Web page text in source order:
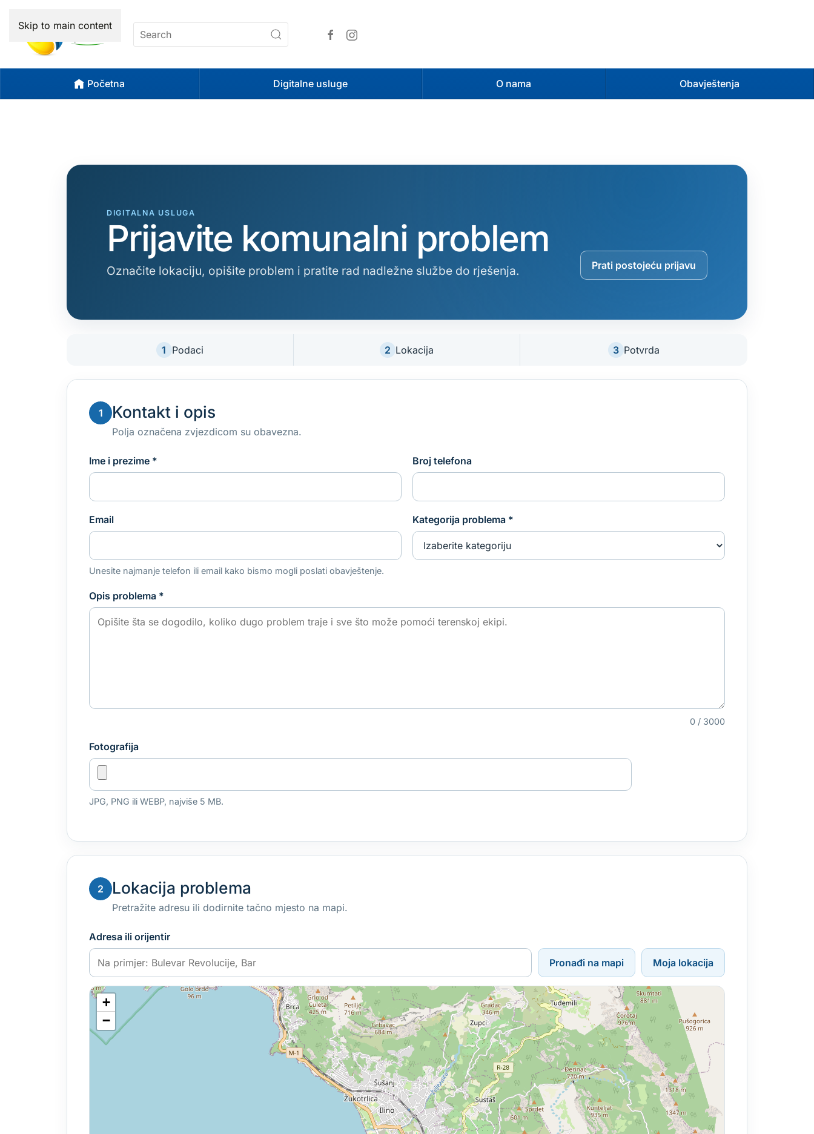
Skip to main content
Početna Digitalne usluge O nama Obavještenja
DIGITALNA USLUGA
Prijavite komunalni problem
Označite lokaciju, opišite problem i pratite rad nadležne službe do rješenja. Prati postojeću prijavu
1 Podaci 2 Lokacija 3 Potvrda
1 Kontakt i opis
Polja označena zvjezdicom su obavezna.
Ime i prezime * Broj telefona
Email Kategorija problema *
Unesite najmanje telefon ili email kako bismo mogli poslati obavještenje.
Opis problema *
0 / 3000
Fotografija
JPG, PNG ili WEBP, najviše 5 MB.
2 Lokacija problema
Pretražite adresu ili dodirnite tačno mjesto na mapi.
Adresa ili orijentir
Pronađi na mapi Moja lokacija
+
−